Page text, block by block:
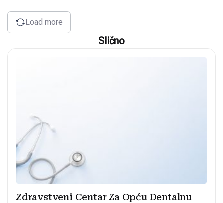
Load more
Slično
Zdravstveni Centar Za Opću Dentalnu